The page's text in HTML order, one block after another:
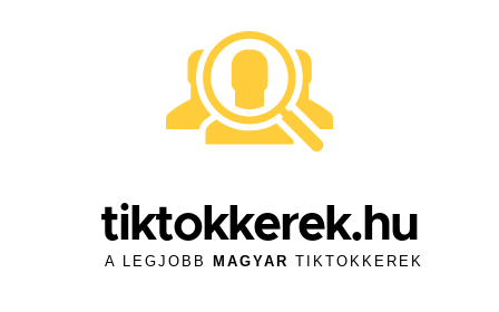
tiktokkerek.hu
A LEGJOBB MAGYAR TIKTOKKEREK